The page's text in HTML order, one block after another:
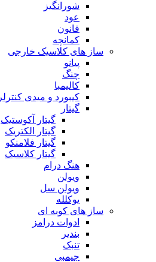
شورانگیز
عود
قانون
کمانچه
ساز های کلاسیک خارجی
پیانو
چنگ
کالیمبا
کیبورد و میدی کنترلر
گیتار
گیتار آکوستیک
گیتار الکتریک
گیتار فلامنکو
گیتار کلاسیک
هنگ درام
ویولن
ویولن سل
یوکلله
ساز های کوبه ای
ادوات درامز
بندیر
تنبک
جیمبی